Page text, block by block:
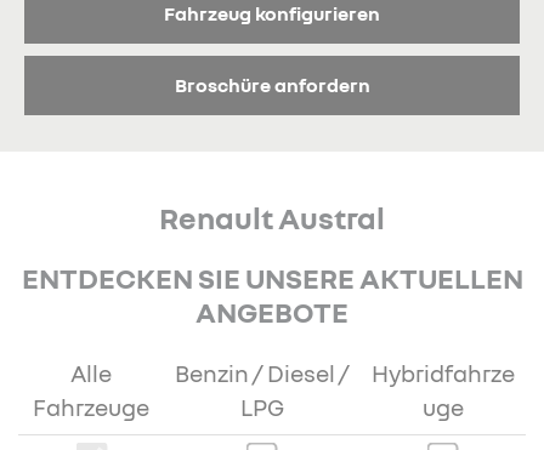
Fahrzeug konfigurieren
Broschüre anfordern
Renault Austral
ENTDECKEN SIE UNSERE AKTUELLEN
ANGEBOTE
Alle
Fahrzeuge
Benzin / Diesel /
LPG
Hybridfahrze
uge